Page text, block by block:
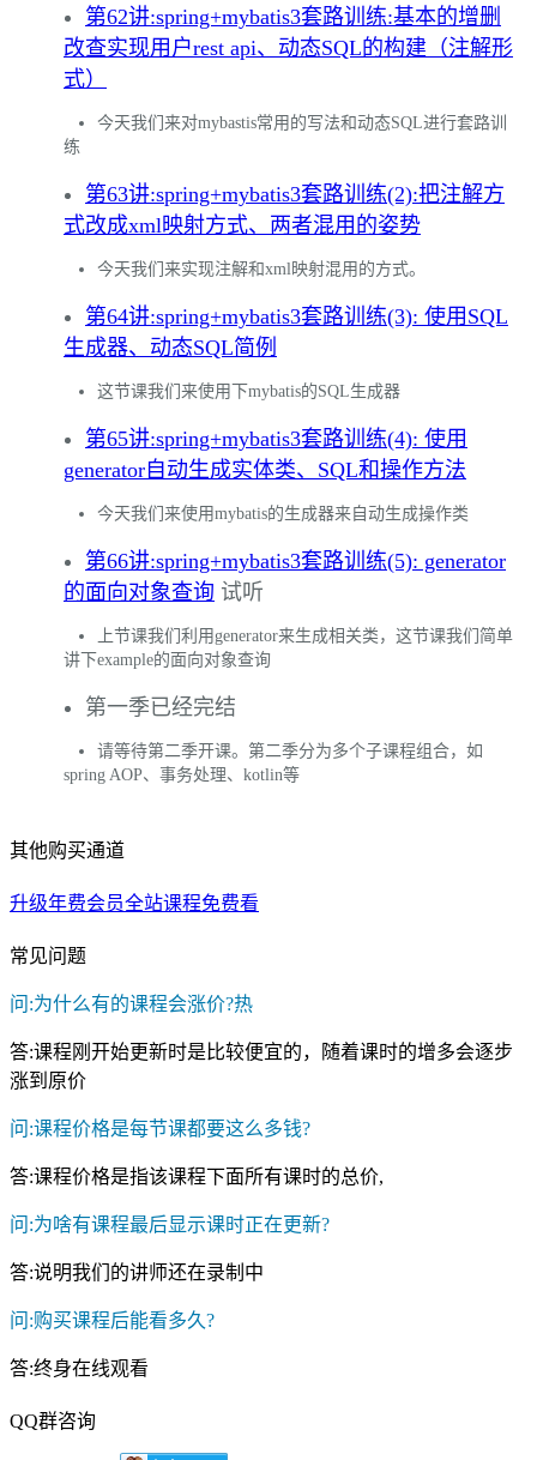
第62讲:spring+mybatis3套路训练:基本的增删
改查实现用户rest api、动态SQL的构建（注解形
式）
今天我们来对mybastis常用的写法和动态SQL进行套路训
练
第63讲:spring+mybatis3套路训练(2):把注解方
式改成xml映射方式、两者混用的姿势
今天我们来实现注解和xml映射混用的方式。
第64讲:spring+mybatis3套路训练(3): 使用SQL
生成器、动态SQL简例
这节课我们来使用下mybatis的SQL生成器
第65讲:spring+mybatis3套路训练(4): 使用
generator自动生成实体类、SQL和操作方法
今天我们来使用mybatis的生成器来自动生成操作类
第66讲:spring+mybatis3套路训练(5): generator
的面向对象查询 试听
上节课我们利用generator来生成相关类，这节课我们简单
讲下example的面向对象查询
第一季已经完结
请等待第二季开课。第二季分为多个子课程组合，如
spring AOP、事务处理、kotlin等
其他购买通道
升级年费会员全站课程免费看
常见问题
问:为什么有的课程会涨价?热
答:课程刚开始更新时是比较便宜的，随着课时的增多会逐步
涨到原价
问:课程价格是每节课都要这么多钱?
答:课程价格是指该课程下面所有课时的总价,
问:为啥有课程最后显示课时正在更新?
答:说明我们的讲师还在录制中
问:购买课程后能看多久?
答:终身在线观看
QQ群咨询